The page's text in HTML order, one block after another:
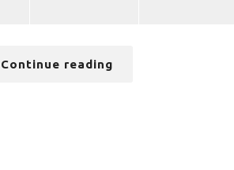
Continue reading